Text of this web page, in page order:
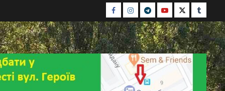
Facebook
Instagram
TelegramYoutubeTwitterTumblr